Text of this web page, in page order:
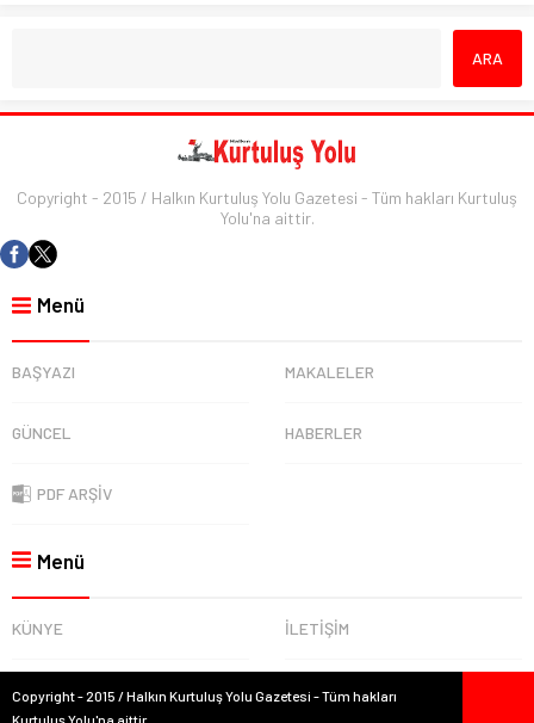
Copyright - 2015 / Halkın Kurtuluş Yolu Gazetesi - Tüm hakları Kurtuluş
Yolu'na aittir.
Menü
BAŞYAZI MAKALELER
GÜNCEL HABERLER
PDF ARŞİV
Menü
KÜNYE İLETİŞİM
Copyright - 2015 / Halkın Kurtuluş Yolu Gazetesi - Tüm hakları
Kurtuluş Yolu'na aittir.